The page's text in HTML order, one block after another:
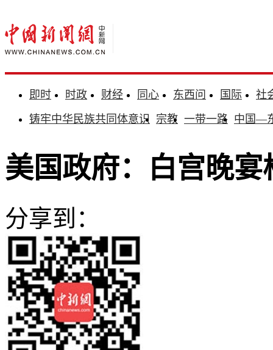
即时 时政 财经 同心 东西问 国际
社
铸牢中华民族共同体意识 宗教 一带一路 中国—
美国政府：白宫晚
分享到：